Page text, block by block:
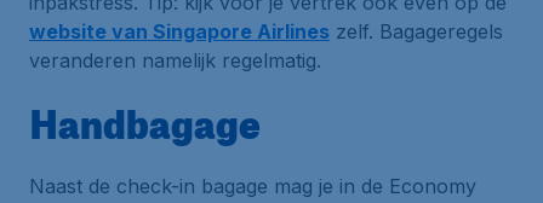
website van Singapore Airlines zelf. Bagageregels
veranderen namelijk regelmatig.
Handbagage
Naast de check-in bagage mag je in de Economy